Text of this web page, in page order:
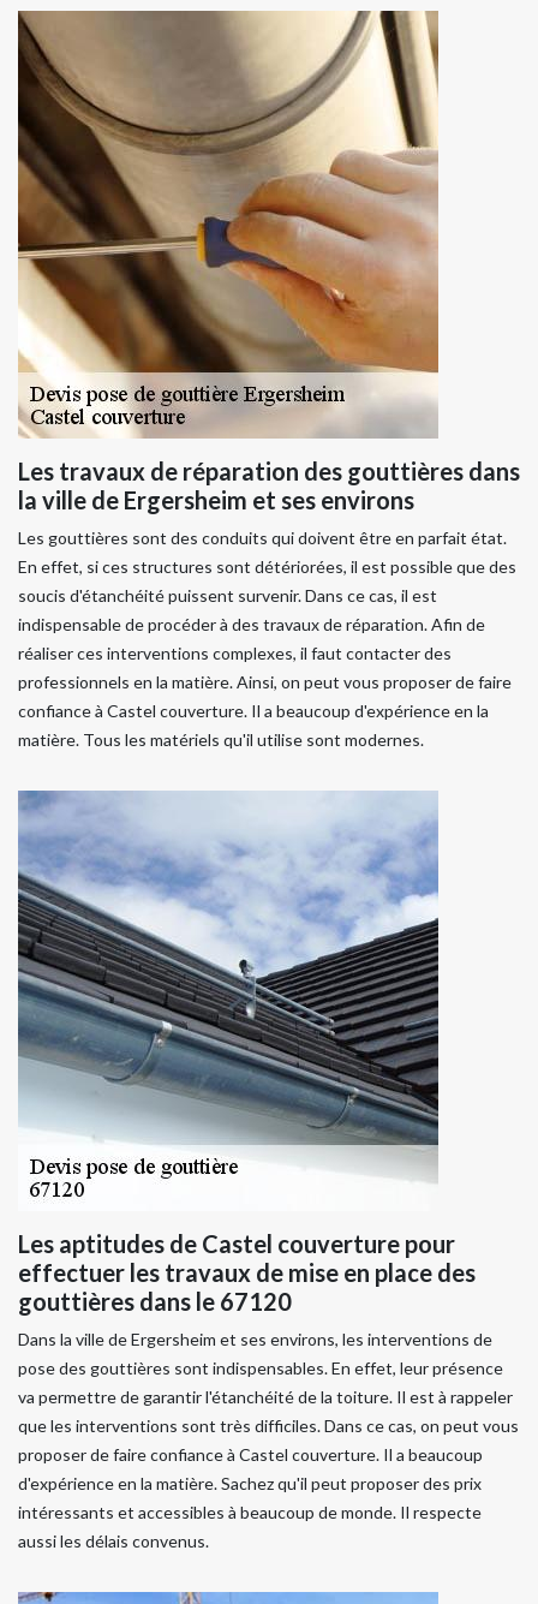
Les travaux de réparation des gouttières dans
la ville de Ergersheim et ses environs
Les gouttières sont des conduits qui doivent être en parfait état.
En effet, si ces structures sont détériorées, il est possible que des
soucis d'étanchéité puissent survenir. Dans ce cas, il est
indispensable de procéder à des travaux de réparation. Afin de
réaliser ces interventions complexes, il faut contacter des
professionnels en la matière. Ainsi, on peut vous proposer de faire
confiance à Castel couverture. Il a beaucoup d'expérience en la
matière. Tous les matériels qu'il utilise sont modernes.
Les aptitudes de Castel couverture pour
effectuer les travaux de mise en place des
gouttières dans le 67120
Dans la ville de Ergersheim et ses environs, les interventions de
pose des gouttières sont indispensables. En effet, leur présence
va permettre de garantir l'étanchéité de la toiture. Il est à rappeler
que les interventions sont très difficiles. Dans ce cas, on peut vous
proposer de faire confiance à Castel couverture. Il a beaucoup
d'expérience en la matière. Sachez qu'il peut proposer des prix
intéressants et accessibles à beaucoup de monde. Il respecte
aussi les délais convenus.